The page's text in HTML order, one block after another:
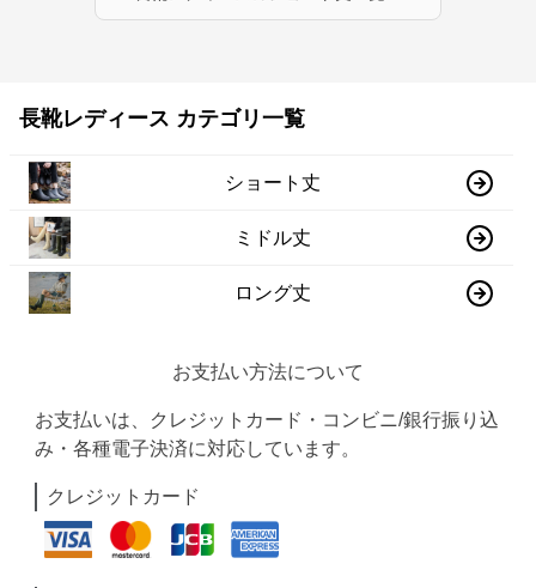
長靴レディース カテゴリ一覧
ショート丈
ミドル丈
ロング丈
お支払い方法について
お支払いは、クレジットカード・コンビニ/銀行振り込
み・各種電子決済に対応しています。
クレジットカード